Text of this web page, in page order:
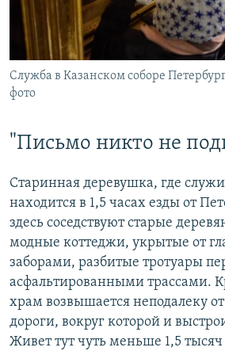
Служба в Казанском соборе
фото
"Письмо никто не
Старинная деревушка, где
находится в 1,5 часах езды от
здесь соседствуют старые
модные коттеджи, укрытые от
заборами, разбитые тротуары
асфальтированными трассами.
храм возвышается неподалеку
дороги, вокруг которой и
Живет тут чуть меньше 1,5